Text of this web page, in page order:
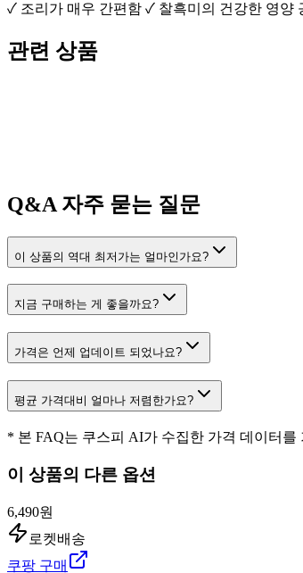
✓ 조리가 매우 간편함 ✓ 찰흑미의 건강한 영양
관련 상품
Q&A 자주 묻는 질문
이 상품의 역대 최저가는 얼마인가요?
지금 구매하는 게 좋을까요?
가격은 언제 업데이트 되었나요?
평균 가격대비 얼마나 저렴한가요?
* 본 FAQ는 쿠스피 AI가 수집한 가격 데이터
이 상품의 다른 옵션
6,490원
로켓배송
쿠팡 구매